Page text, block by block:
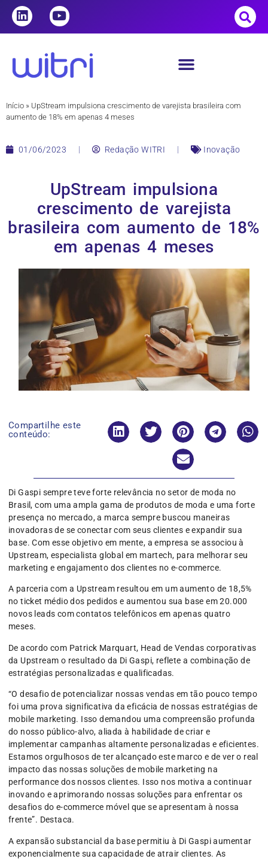
Início » UpStream impulsiona crescimento de varejista brasileira com
aumento de 18% em apenas 4 meses
01/06/2023 Redação WITRI Inovação
UpStream impulsiona
crescimento de varejista
brasileira com aumento de 18%
em apenas 4 meses
Compartilhe este
conteúdo:
Di Gaspi sempre teve forte relevância no setor de moda no
Brasil, com uma ampla gama de produtos de moda e uma forte
presença no mercado, a marca sempre buscou maneiras
inovadoras de se conectar com seus clientes e expandir sua
base. Com esse objetivo em mente, a empresa se associou à
Upstream, especialista global em martech, para melhorar seu
marketing e engajamento dos clientes no e-commerce.
A parceria com a Upstream resultou em um aumento de 18,5%
no ticket médio dos pedidos e aumentou sua base em 20.000
novos leads com contatos telefônicos em apenas quatro
meses.
De acordo com Patrick Marquart, Head de Vendas corporativas
da Upstream o resultado da Di Gaspi, reflete a combinação de
estratégias personalizadas e qualificadas.
“O desafio de potencializar nossas vendas em tão pouco tempo
foi uma prova significativa da eficácia de nossas estratégias de
mobile marketing. Isso demandou uma compreensão profunda
do nosso público-alvo, aliada à habilidade de criar e
implementar campanhas altamente personalizadas e eficientes.
Estamos orgulhosos de ter alcançado este marco e de ver o real
impacto das nossas soluções de mobile marketing na
performance dos nossos clientes. Isso nos motiva a continuar
inovando e aprimorando nossas soluções para enfrentar os
desafios do e-commerce móvel que se apresentam à nossa
frente”. Destaca.
A expansão substancial da base permitiu à Di Gaspi aumentar
exponencialmente sua capacidade de atrair clientes. As